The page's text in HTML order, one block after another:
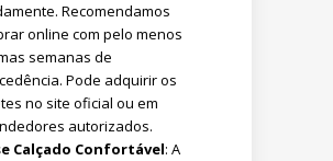
Recomendamos
online com pelo menos
semanas de
Pode adquirir os
no site oficial ou em
autorizados.
Calçado Confortável: A